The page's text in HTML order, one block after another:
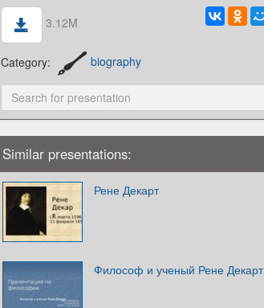
3.12M
Category: biography
Similar presentations:
Рене Декарт
Философ и ученый Рене Декарт